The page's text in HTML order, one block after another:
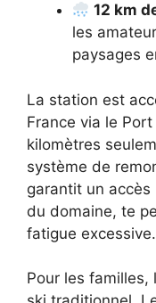
12 km
les
paysages
La station est
France via le Port
kilomètres
système de
garantit un
du domaine, te
fatigue excessive.
Pour les familles,